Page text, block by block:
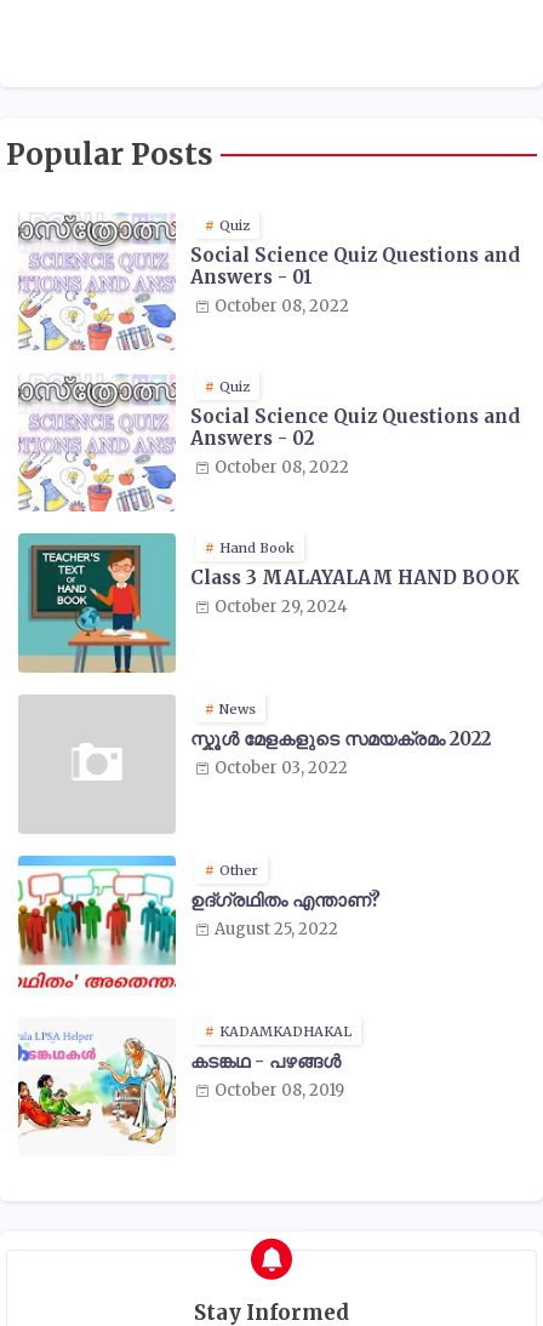
Popular Posts
Quiz
Social Science Quiz Questions and
Answers - 01
October 08, 2022
Quiz
Social Science Quiz Questions and
Answers - 02
October 08, 2022
Hand Book
Class 3 MALAYALAM HAND BOOK
October 29, 2024
News
സ്കൂൾ മേളകളുടെ സമയക്രമം 2022
October 03, 2022
Other
ഉദ്ഗ്രഥിതം എന്താണ്?
August 25, 2022
KADAMKADHAKAL
കടങ്കഥ - പഴങ്ങൾ
October 08, 2019
Stay Informed